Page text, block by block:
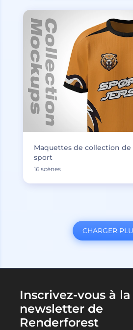
Maquettes de collection
sport
16 scènes
CHARGER
Inscrivez-vous à la
newsletter de
Renderforest